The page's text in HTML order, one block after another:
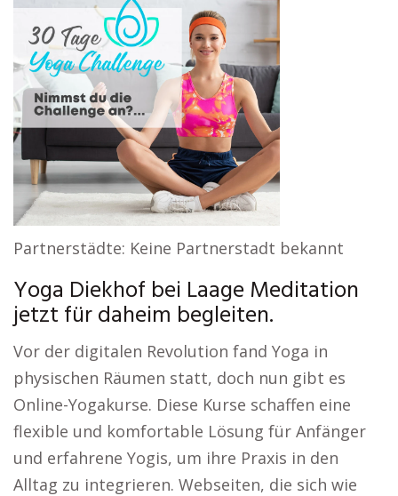
Partnerstädte: Keine Partnerstadt bekannt
Yoga Diekhof bei Laage Meditation
jetzt für daheim begleiten.
Vor der digitalen Revolution fand Yoga in
physischen Räumen statt, doch nun gibt es
Online-Yogakurse. Diese Kurse schaffen eine
flexible und komfortable Lösung für Anfänger
und erfahrene Yogis, um ihre Praxis in den
Alltag zu integrieren. Webseiten, die sich wie